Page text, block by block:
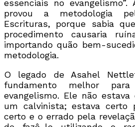
essenciais no
provou a metodologia
Escrituras, porque sabia
procedimento causaria
importando quão bem-
metodologia.
O legado de Asahel
fundamento melhor
evangelismo. Ele não
um calvinista; estava certo
certo e o errado pela